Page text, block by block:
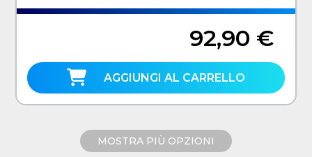
92,90 €
AGGIUNGI AL CARRELLO
MOSTRA PIÙ OPZIONI